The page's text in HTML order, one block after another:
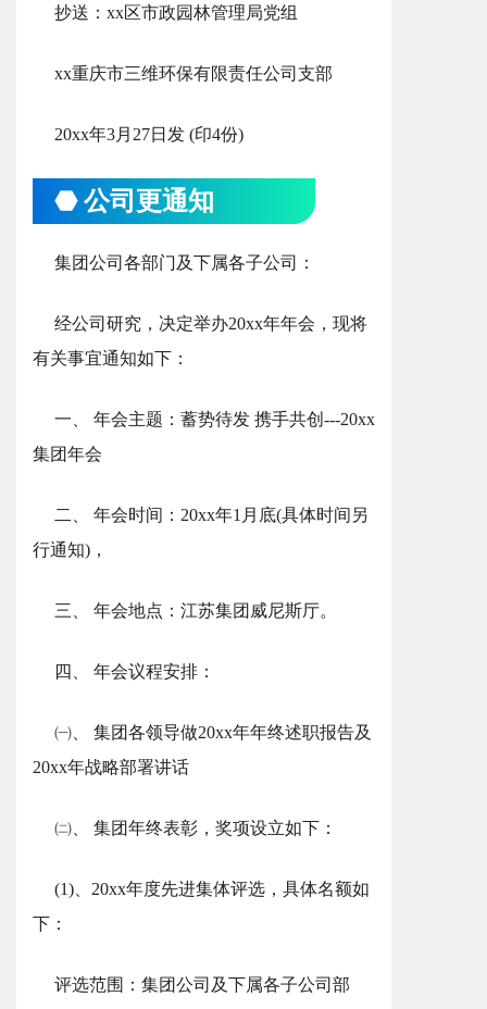
抄送：xx区市政园林管理局党组
xx重庆市三维环保有限责任公司支部
20xx年3月27日发 (印4份)
⬣ 公司更通知
集团公司各部门及下属各子公司：
经公司研究，决定举办20xx年年会，现将
有关事宜通知如下：
一、 年会主题：蓄势待发 携手共创---20xx
集团年会
二、 年会时间：20xx年1月底(具体时间另
行通知)，
三、 年会地点：江苏集团威尼斯厅。
四、 年会议程安排：
㈠、 集团各领导做20xx年年终述职报告及
20xx年战略部署讲话
㈡、 集团年终表彰，奖项设立如下：
(1)、20xx年度先进集体评选，具体名额如
下：
评选范围：集团公司及下属各子公司部